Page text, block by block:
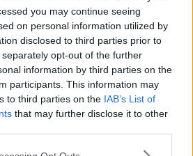
you may continue seeing
on personal information utilized by
disclosed to third parties prior to
opt-out of the further
information by third parties on the
participants. This information may
to third parties on the IAB’s List of
that may further disclose it to other
con il ds Alessandro Donati
campionato, l’incarico di portare a
stagione 2015/2016 era stato assegnato
Ricci , rispettivamente team
della società.
la dirigenza della squadra di
entrare nel suo staff tecnico Pardini.
ds si ricorda l'esperienza in prima
Calcio, lo scorso anno. Con l’arrivo del
una nuova annata calcistica